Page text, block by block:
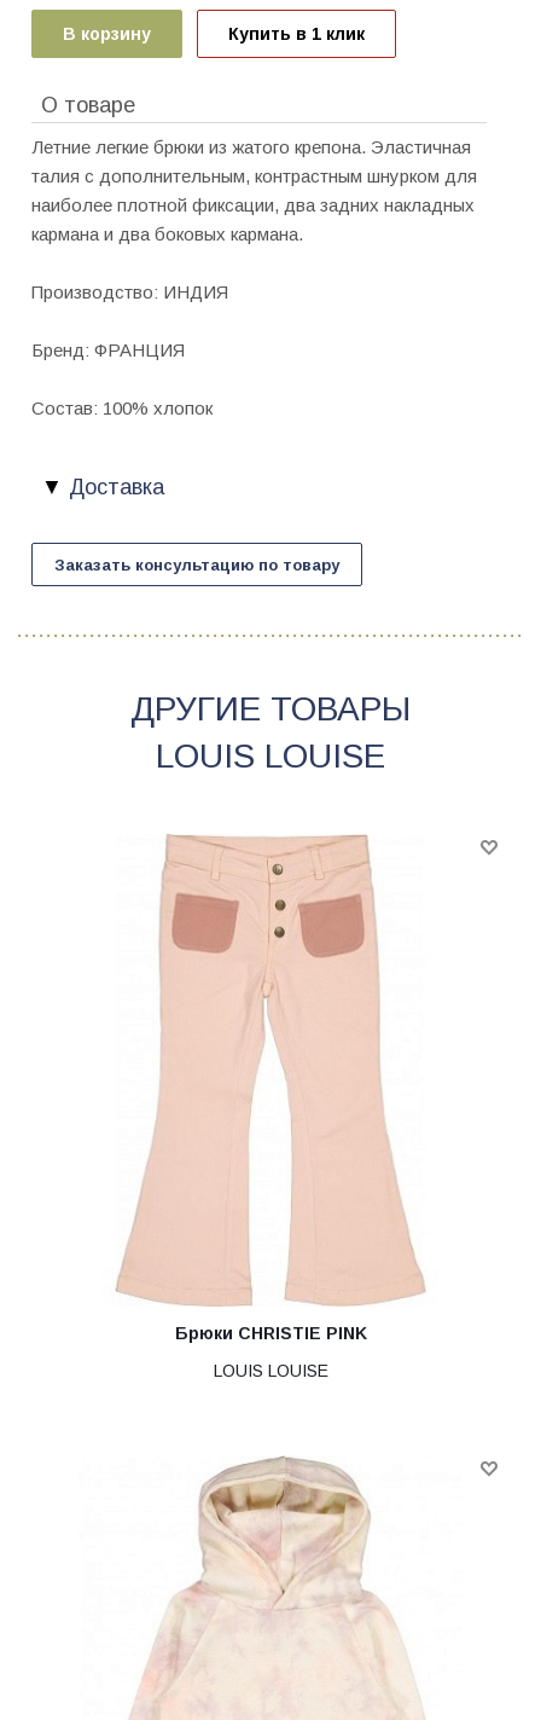
В корзину Купить в 1 клик
О товаре
Летние легкие брюки из жатого крепона. Эластичная
талия с дополнительным, контрастным шнурком для
наиболее плотной фиксации, два задних накладных
кармана и два боковых кармана.
Производство: ИНДИЯ
Бренд: ФРАНЦИЯ
Состав: 100% хлопок
Доставка
Заказать консультацию по товару
ДРУГИЕ ТОВАРЫ
LOUIS LOUISE
Брюки CHRISTIE PINK
LOUIS LOUISE